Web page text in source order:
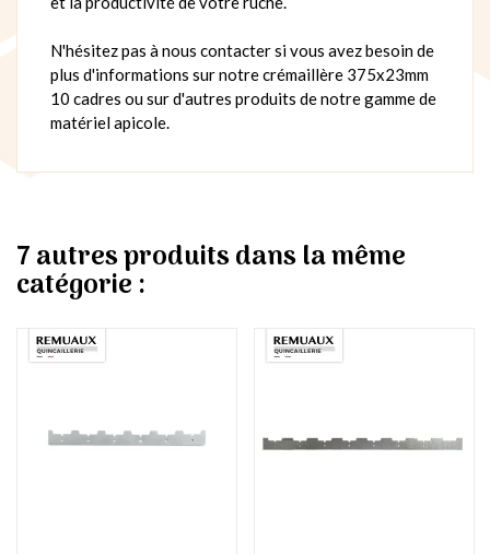
N'hésitez pas à nous contacter si vous avez besoin de
plus d'informations sur notre crémaillère 375x23mm
10 cadres ou sur d'autres produits de notre gamme de
matériel apicole.
7 autres produits dans la même
catégorie :